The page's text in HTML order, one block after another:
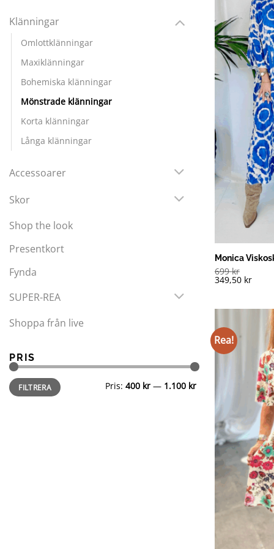
Klänningar
Omlottklänningar
Maxiklänningar
Bohemiska klänningar
Mönstrade klänningar
Korta klänningar
Långa klänningar
Accessoarer
Skor
Shop the look
Presentkort
Fynda
SUPER-REA
Shoppa från live
PRIS
Min
pris
Max
prisFILTRERA Pris: 400 kr — 1.100 kr
Monica
699kr
349,50 kr
Rea!